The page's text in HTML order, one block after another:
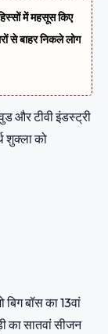
में महसूस किए
से बाहर निकले लोग
और टीवी इंडस्ट्री
शुक्ला को
बिग बॉस का 13वां
का सातवां सीजन